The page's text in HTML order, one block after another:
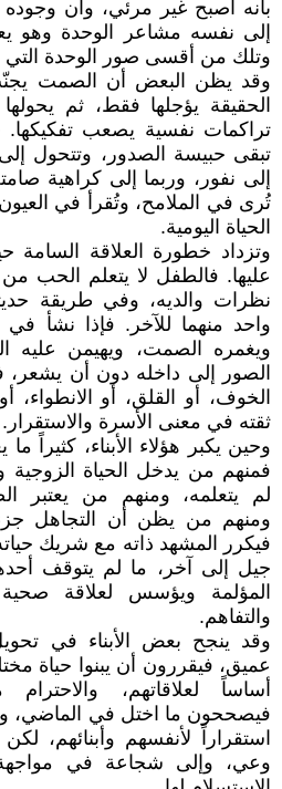
بأنه أصبح غير مرئي، وأن
إلى نفسه مشاعر الوحدة وهو
وتلك من أقسى صور الوحدة التي
وقد يظن البعض أن الصمت
الحقيقة يؤجلها فقط، ثم
تراكمات نفسية يصعب تفكيكها.
تبقى حبيسة الصدور، وتتحول
إلى نفور، وربما إلى كراهية
تُرى في الملامح، وتُقرأ في
الحياة اليومية.
وتزداد خطورة العلاقة السامة
عليها. فالطفل لا يتعلم الحب
نظرات والديه، وفي طريقة
واحد منهما للآخر. فإذا نشأ
ويغمره الصمت، ويهيمن عليه
الصور إلى داخله دون أن
الخوف، أو القلق، أو الانطواء،
ثقته في معنى الأسرة والاستقرار.
وحين يكبر هؤلاء الأبناء، كثيراً
فمنهم من يدخل الحياة الزوجية
لم يتعلمه، ومنهم من يعتبر
ومنهم من يظن أن التجاهل
فيكرر المشهد ذاته مع شريك
جيل إلى آخر، ما لم يتوقف
المؤلمة ويؤسس لعلاقة
والتفاهم.
وقد ينجح بعض الأبناء في
عميق، فيقررون أن يبنوا حياة
أساساً لعلاقاتهم،
فيصححون ما اختل في الماضي،
استقراراً لأنفسهم وأبنائهم،
وعي، وإلى شجاعة في مواجهة